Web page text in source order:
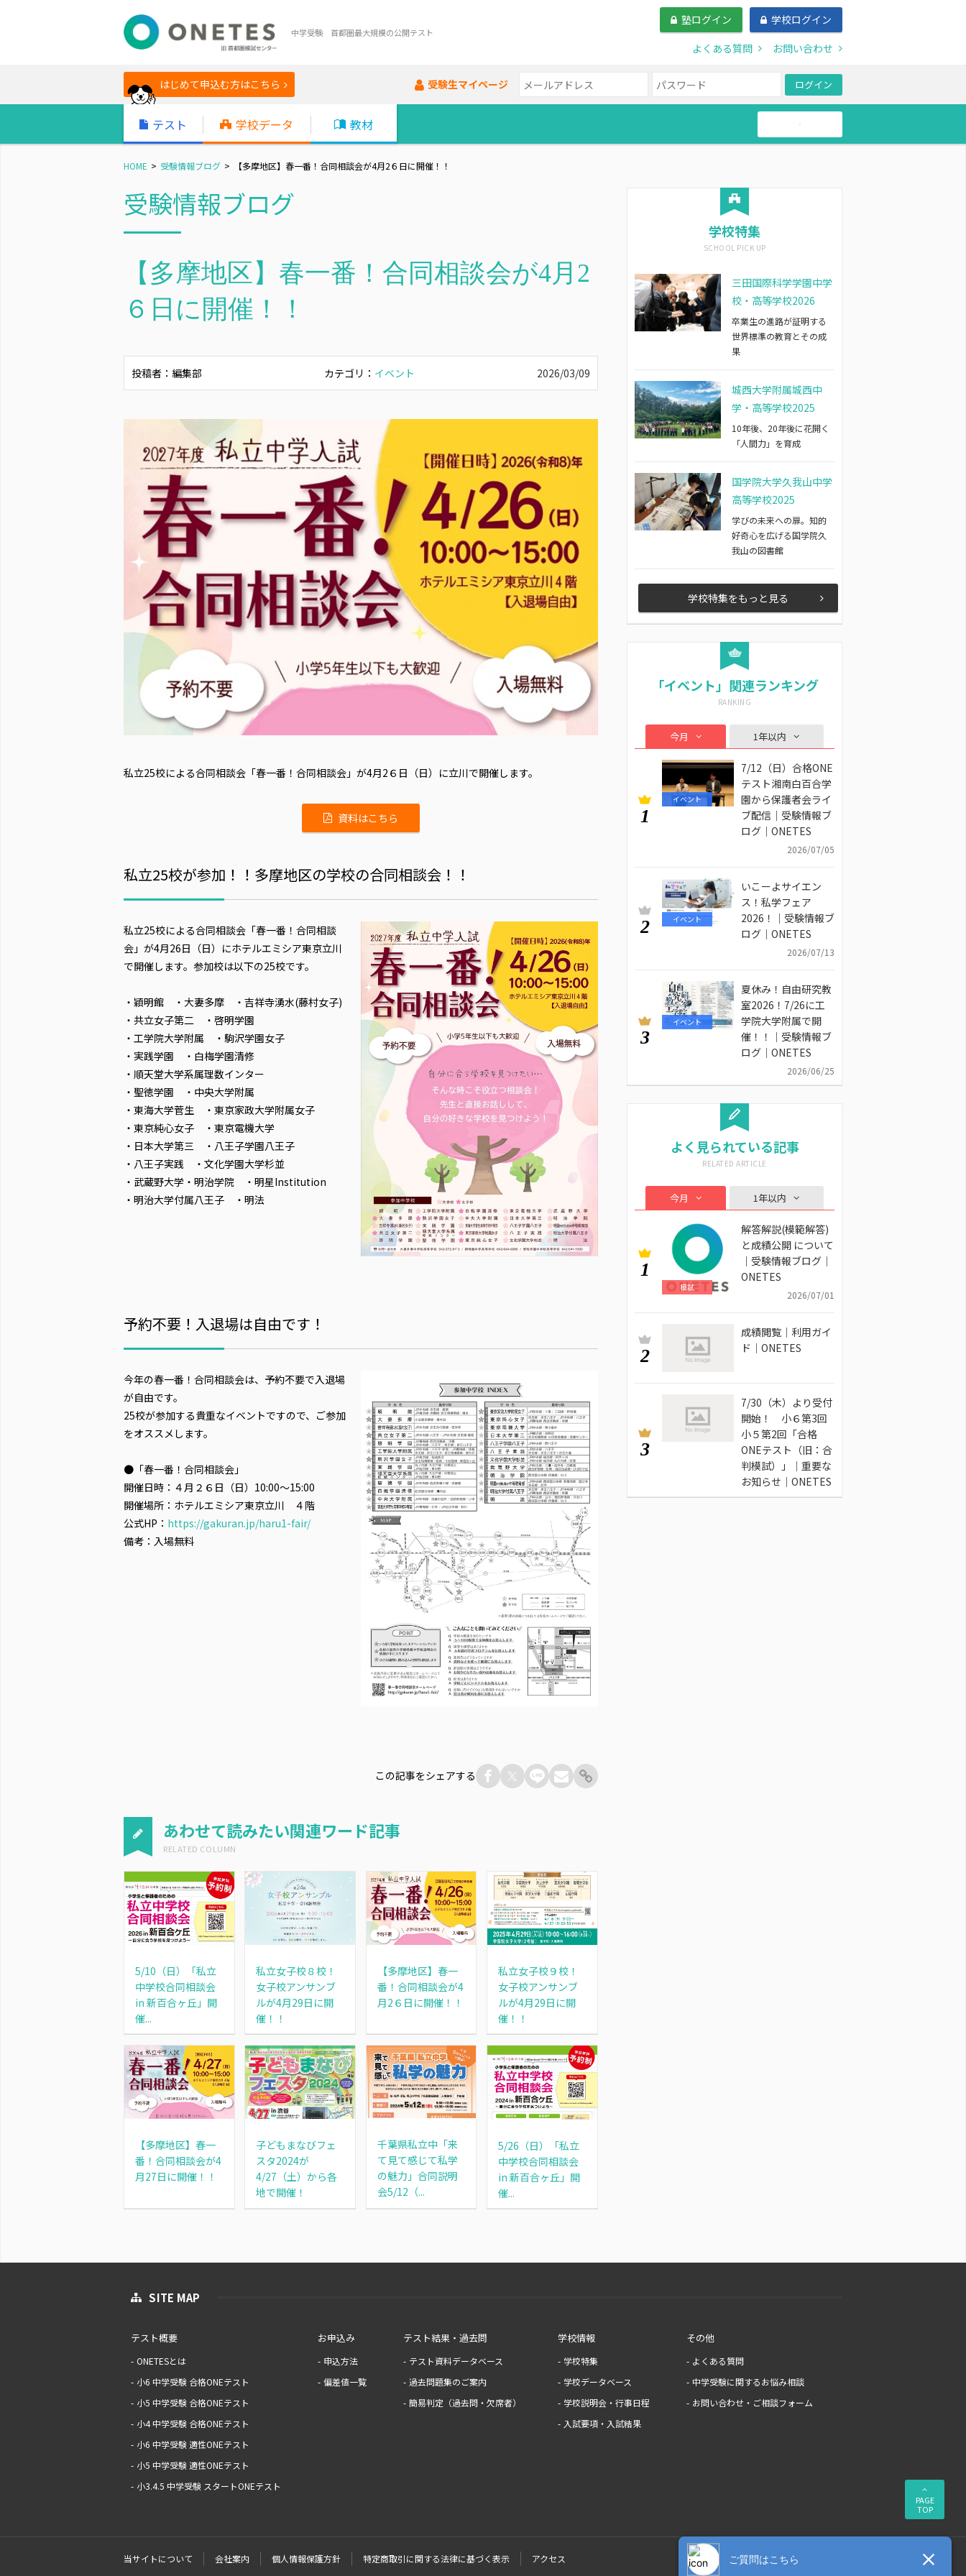
中学受験 首都圏最大規模の公開テスト
塾ログイン
学校ログイン
よくある質問
お問い合わせ
はじめて申込む方はこちら 受験生マイページ ログイン
テスト 学校データ 教材 帰国生
HOME 受験情報ブログ 【多摩地区】春一番！合同相談会が4月2６日に開催！！
受験情報ブログ
【多摩地区】春一番！合同相談会が4月2
６日に開催！！
投稿者：編集部 カテゴリ： イベント 2026/03/09
私立25校による合同相談会「春一番！合同相談会」が4月2６日（日）に立川で開催します。
資料はこちら
私立25校が参加！！多摩地区の学校の合同相談会！！
私立25校による合同相談会「春一番！合同相談
会」が4月26日（日）にホテルエミシア東京立川
で開催します。参加校は以下の25校です。
・穎明館 ・大妻多摩 ・吉祥寺湧水(藤村女子)
・共立女子第二 ・啓明学園
・工学院大学附属 ・駒沢学園女子
・実践学園 ・白梅学園清修
・順天堂大学系属理数インター
・聖徳学園 ・中央大学附属
・東海大学菅生 ・東京家政大学附属女子
・東京純心女子 ・東京電機大学
・日本大学第三 ・八王子学園八王子
・八王子実践 ・文化学園大学杉並
・武蔵野大学・明治学院 ・明星Institution
・明治大学付属八王子 ・明法
予約不要！入退場は自由です！
今年の春一番！合同相談会は、予約不要で入退場
が自由です。
25校が参加する貴重なイベントですので、ご参加
をオススメします。
● 「春一番！合同相談会」
開催日時：４月２６日（日）10:00～15:00
開催場所：ホテルエミシア東京立川 ４階
公式HP： https://gakuran.jp/haru1-fair/
備考：入場無料
この記事をシェアする
あわせて読みたい関連ワード記事
5/10（日）「私立
中学校合同相談会
in 新百合ヶ丘」開
催...
私立女子校８校！
女子校アンサンブ
ルが4月29日に開
催！！
【多摩地区】春一
番！合同相談会が4
月2６日に開催！！
私立女子校９校！
女子校アンサンブ
ルが4月29日に開
催！！
【多摩地区】春一
番！合同相談会が4
月27日に開催！！
子どもまなびフェ
スタ2024が
4/27（土）から各
地で開催！
千葉県私立中「来
て見て感じて私学
の魅力」合同説明
会5/12（...
5/26（日）「私立
中学校合同相談会
in 新百合ヶ丘」開
催...
学校特集
三田国際科学学園中学
校・高等学校2026
卒業生の進路が証明する
世界標準の教育とその成
果
城西大学附属城西中
学・高等学校2025
10年後、20年後に花開く
「人間力」を育成
国学院大学久我山中学
高等学校2025
学びの未来への扉。知的
好奇心を広げる国学院久
我山の図書館
学校特集をもっと見る
「イベント」関連ランキング
今月 1年以内
1
イベント
7/12（日）合格ONE
テスト湘南白百合学
園から保護者会ライ
ブ配信｜受験情報ブ
ログ｜ONETES
2026/07/05
2 イベント
いこーよサイエン
ス！私学フェア
2026！｜受験情報ブ
ログ｜ONETES
2026/07/13
3
イベント
夏休み！自由研究教
室2026！7/26に工
学院大学附属で開
催！！｜受験情報ブ
ログ｜ONETES
2026/06/25
よく見られている記事
今月 1年以内
1
模試
解答解説(模範解答)
と成績公開 について
｜受験情報ブログ｜
ONETES
2026/07/01
2
成績閲覧｜利用ガイ
ド｜ONETES
3
7/30（木）より受付
開始！ 小６第3回
小５第2回「合格
ONEテスト（旧：合
判模試）」｜重要な
お知らせ｜ONETES
PAGE
TOP
SITE MAP
テスト概要
ONETESとは
小6 中学受験 合格ONEテスト
小5 中学受験 合格ONEテスト
小4 中学受験 合格ONEテスト
小6 中学受験 適性ONEテスト
小5 中学受験 適性ONEテスト
小3.4.5 中学受験 スタートONEテスト
お申込み
申込方法
偏差値一覧
テスト結果・過去問
テスト資料データベース
過去問題集のご案内
簡易判定（過去問・欠席者）
学校情報
学校特集
学校データベース
学校説明会・行事日程
入試要項・入試結果
その他
よくある質問
中学受験に関するお悩み相談
お問い合わせ・ご相談フォーム
当サイトについて 会社案内 個人情報保護方針 特定商取引に関する法律に基づく表示 アクセス